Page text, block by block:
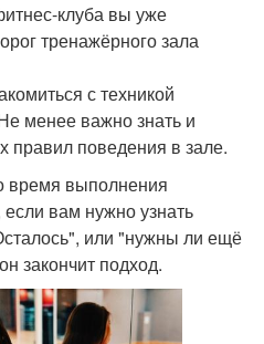
клуба вы уже
тренажёрного зала
с техникой
менее важно знать и
правил поведения в зале.
время выполнения
вам нужно узнать
или "нужны ли ещё
закончит подход.